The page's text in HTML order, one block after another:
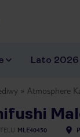
Lato 2026
Atmosphere
MLE40450